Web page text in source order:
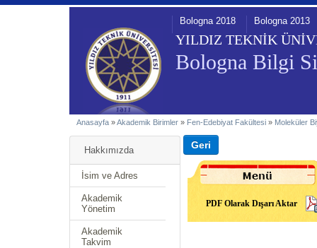
YILDIZ TEKNİK
Bologna Bilgi
Bologna 2018 Bologna 2013
Anasayfa »Akademik Birimler » Fen-Edebiyat Fakültesi » Moleküler
Hakkımızda
İsim ve Adres
Akademik
Yönetim
Akademik
Takvim
PDF Olarak Dışarı Aktar